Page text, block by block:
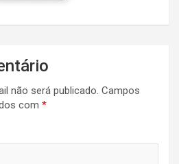
não será publicado. Campos
com *